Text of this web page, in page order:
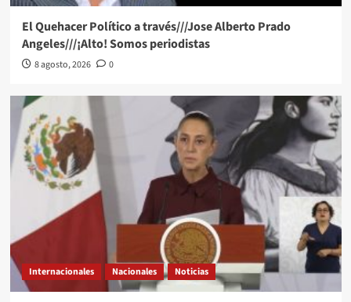
El Quehacer Político a través///Jose Alberto Prado
Angeles///¡Alto! Somos periodistas
8 agosto, 2026 0
Internacionales Nacionales Noticias